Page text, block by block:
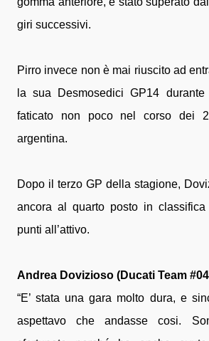
giri successivi.
Pirro invece non è mai riuscito ad
la sua Desmosedici GP14
faticato non poco nel corso dei
argentina.
Dopo il terzo GP della stagione,
ancora al quarto posto in
punti all’attivo.
Andrea Dovizioso (Ducati Team
“E’ stata una gara molto dura, e
aspettavo che andasse cosi.